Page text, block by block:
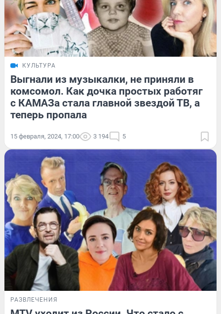
КУЛЬТУРА
Выгнали из музыкалки, не приняли в
комсомол. Как дочка простых работяг
с КАМАЗа стала главной звездой ТВ, а
теперь пропала
15 февраля, 2024, 17:00 3 194 5
РАЗВЛЕЧЕНИЯ